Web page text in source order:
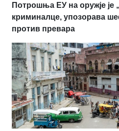
Потрошња ЕУ на оружје је
криминалце, упозорава
против превара